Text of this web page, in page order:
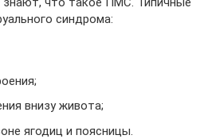
синдрома:
внизу живота;
ягодиц и поясницы.